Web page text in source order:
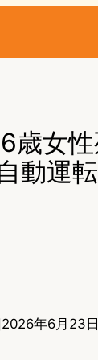
女性
動運
2026年6月23